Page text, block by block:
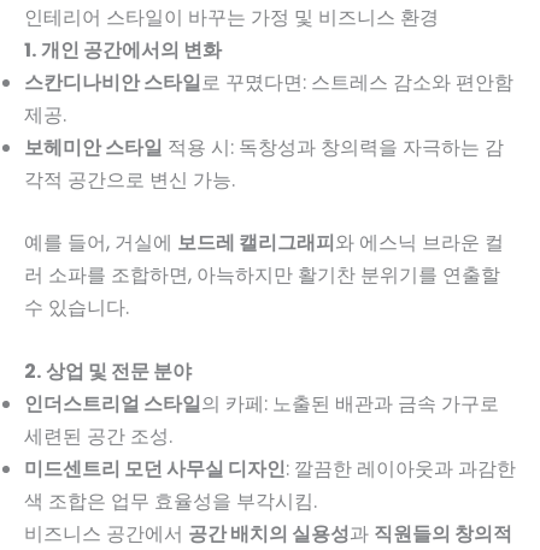
인테리어 스타일이 바꾸는 가정 및 비즈니스 환경
1. 개인 공간에서의 변화
스칸디나비안 스타일로 꾸몄다면: 스트레스 감소와 편안함
제공.
보헤미안 스타일 적용 시: 독창성과 창의력을 자극하는 감
각적 공간으로 변신 가능.
예를 들어, 거실에 보드레 캘리그래피와 에스닉 브라운 컬
러 소파를 조합하면, 아늑하지만 활기찬 분위기를 연출할
수 있습니다.
2. 상업 및 전문 분야
인더스트리얼 스타일의 카페: 노출된 배관과 금속 가구로
세련된 공간 조성.
미드센트리 모던 사무실 디자인: 깔끔한 레이아웃과 과감한
색 조합은 업무 효율성을 부각시킴.
비즈니스 공간에서 공간 배치의 실용성과 직원들의 창의적